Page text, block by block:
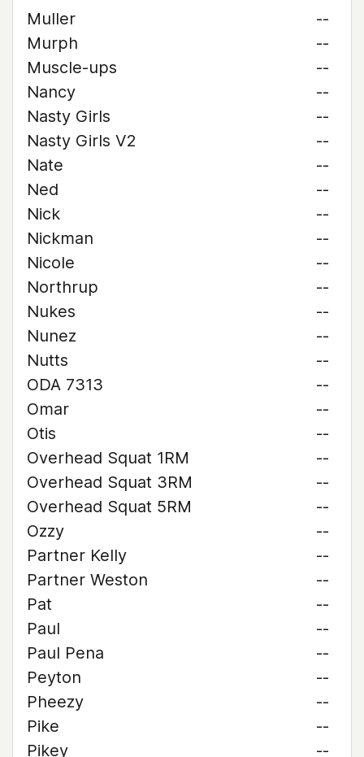
Muller
--
Murph
--
Muscle-ups
--
Nancy
--
Nasty Girls
--
Nasty Girls V2
--
Nate
--
Ned
--
Nick
--
Nickman
--
Nicole
--
Northrup
--
Nukes
--
Nunez
--
Nutts
--
ODA 7313
--
Omar
--
Otis
--
Overhead Squat 1RM
--
Overhead Squat 3RM
--
Overhead Squat 5RM
--
Ozzy
--
Partner Kelly
--
Partner Weston
--
Pat
--
Paul
--
Paul Pena
--
Peyton
--
Pheezy
--
Pike
--
Pikey
--